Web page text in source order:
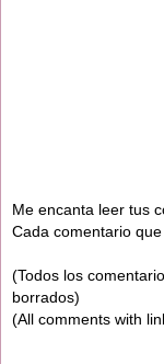
Me encanta leer tus
Cada comentario
(Todos los
borrados)
(All comments with